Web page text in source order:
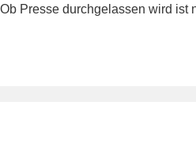
Presse durchgelassen wird ist